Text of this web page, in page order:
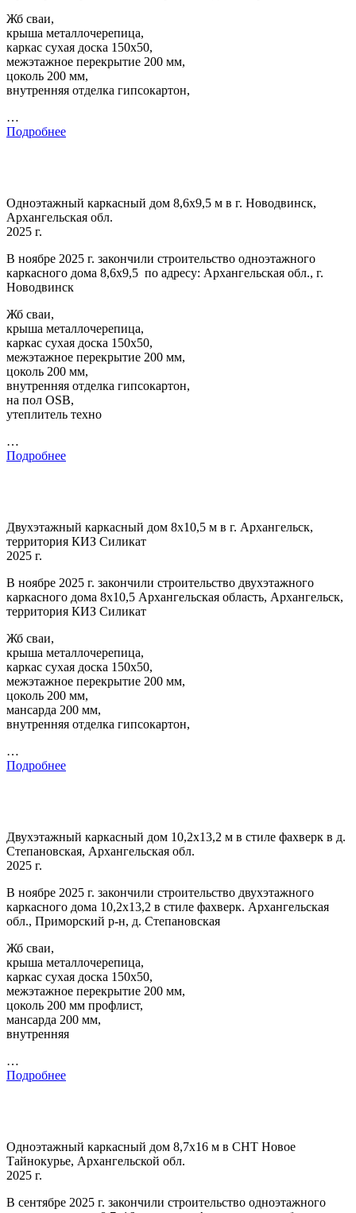
Жб сваи,
крыша металлочерепица,
каркас сухая доска 150х50,
межэтажное перекрытие 200 мм,
цоколь 200 мм,
внутренняя отделка гипсокартон,
…
Подробнее
Одноэтажный каркасный дом 8,6х9,5 м в г. Новодвинск,
Архангельская обл.
2025 г.
В ноябре 2025 г. закончили строительство одноэтажного
каркасного дома 8,6х9,5 по адресу: Архангельская обл., г.
Новодвинск
Жб сваи,
крыша металлочерепица,
каркас сухая доска 150х50,
межэтажное перекрытие 200 мм,
цоколь 200 мм,
внутренняя отделка гипсокартон,
на пол OSB,
утеплитель техно
…
Подробнее
Двухэтажный каркасный дом 8х10,5 м в г. Архангельск,
территория КИЗ Силикат
2025 г.
В ноябре 2025 г. закончили строительство двухэтажного
каркасного дома 8х10,5 Архангельская область, Архангельск,
территория КИЗ Силикат
Жб сваи,
крыша металлочерепица,
каркас сухая доска 150х50,
межэтажное перекрытие 200 мм,
цоколь 200 мм,
мансарда 200 мм,
внутренняя отделка гипсокартон,
…
Подробнее
Двухэтажный каркасный дом 10,2х13,2 м в стиле фахверк в д.
Степановская, Архангельская обл.
2025 г.
В ноябре 2025 г. закончили строительство двухэтажного
каркасного дома 10,2х13,2 в стиле фахверк. Архангельская
обл., Приморский р-н, д. Степановская
Жб сваи,
крыша металлочерепица,
каркас сухая доска 150х50,
межэтажное перекрытие 200 мм,
цоколь 200 мм профлист,
мансарда 200 мм,
внутренняя
…
Подробнее
Одноэтажный каркасный дом 8,7х16 м в СНТ Новое
Тайнокурье, Архангельской обл.
2025 г.
В сентябре 2025 г. закончили строительство одноэтажного